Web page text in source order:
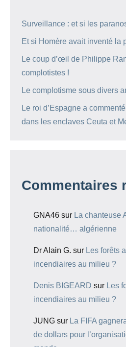
Surveillance : et si les
Et si Homère avait inventé la
Le coup d’œil de Philippe
complotistes !
Le complotisme sous divers
Le roi d’Espagne a
dans les enclaves Ceuta et
Commentaires
GNA46 sur La chanteuse
nationalité… algérienne
Dr Alain G. sur Les forêts
incendiaires au milieu ?
Denis BIGEARD sur Les
incendiaires au milieu ?
JUNG sur La FIFA
de dollars pour